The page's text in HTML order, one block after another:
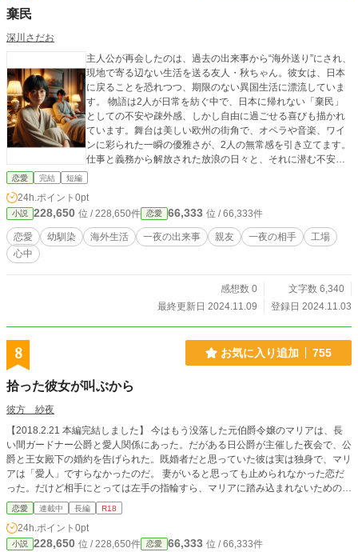
棄民
深川さだお
主人公が再会したのは、過去の出来事から“海外送り”にされ、
現地で寄る辺ない生活を送る友人・秋ちゃん。彼女は、日本
に戻ることを恐れつつ、期限のない異国生活に漂流していま
す。 物語は2人が日常を紡ぐ中で、日本に帰れない「棄民」
としての不安や疎外感、しかし自由に過ごせる喜びも描かれ
ています。舞台は美しい欧州の街角で、オペラや音楽、ワイ
ンに彩られた一瞬の優雅さが、2人の無常感を引き立てます。
仕事と義務から解放された放浪の日々と、それに潜む不安が
共存する世界が、都会で生きる若い世代に新たな視点を与え
恋愛 完結 短編
24h.ポイント 0pt
小説 228,650 位 / 228,650件 恋愛 66,333 位 / 66,333件
恋愛 幼馴染 海外生活 一夜の出来事 親友 一夜の相手
工場
心中
感想数 0
文字数 6,340
最終更新日 2024.11.09
登録日 2024.11.03
8 お気に入り追加 755
拾った彼女が叫ぶから
彼方 紗夜
【2018.2.21 本編完結しました】 今はもう没落した元伯爵令嬢のマリアは、長
い間ガードナー公爵と愛人関係にあった。だがある日公爵が主催した夜会で、公
爵と王女殿下の婚約を告げられた。既婚者だと思っていた彼は実は独身で、マリ
アは「愛人」ですらなかったのだ。 妻がいると思っても止められなかった恋だ
った。だけど相手にとっては左手の指輪すら、マリアに踏み込まれないための偽
装だったのだ。 「あんた、私を抱きたいの？ どうぞ、使い古しでも良けれ
ば。私は構わないわ」 傷心のところを現れた青年に自棄になって身を任せたマ
リアだったが、実はその青年はこの国の第三王子で……。 意地っ張りで素直に
なれない、でも根は純粋なヒロインが、いつも笑顔ながら実は腹黒？なヒーロー
恋愛 連載中 長編 R18
24h.ポイント 0pt
小説 228,650 位 / 228,650件 恋愛 66,333 位 / 66,333件